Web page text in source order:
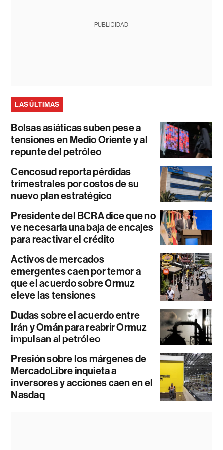
PUBLICIDAD
LAS ÚLTIMAS
Bolsas asiáticas suben pese a
tensiones en Medio Oriente y al
repunte del petróleo
Cencosud reporta pérdidas
trimestrales por costos de su
nuevo plan estratégico
Presidente del BCRA dice que no
ve necesaria una baja de encajes
para reactivar el crédito
Activos de mercados
emergentes caen por temor a
que el acuerdo sobre Ormuz
eleve las tensiones
Dudas sobre el acuerdo entre
Irán y Omán para reabrir Ormuz
impulsan al petróleo
Presión sobre los márgenes de
MercadoLibre inquieta a
inversores y acciones caen en el
Nasdaq